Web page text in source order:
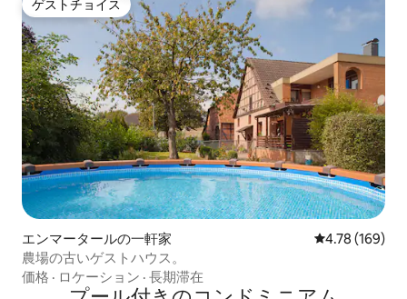
ゲストチョイス
ゲストチョイス
エンマータールの一軒家 レビュー169
4.78 (169)
農場の古いゲストハウス。
価格 · ロケーション · 長期滞在